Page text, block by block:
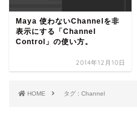
Maya 使わないChannelを非
表示にする「Channel
Control」の使い方。
2014年12月10日
HOME タグ : Channel